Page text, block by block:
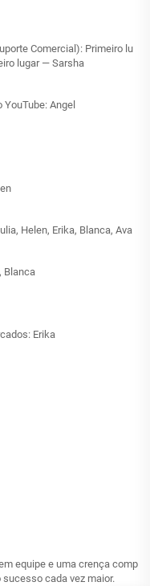
Comercial): Primeiro lu
lugar — Sarsha
Angel
Helen, Erika, Blanca, Ava
Blanca
Erika
equipe e uma crença comp
cada vez maior.